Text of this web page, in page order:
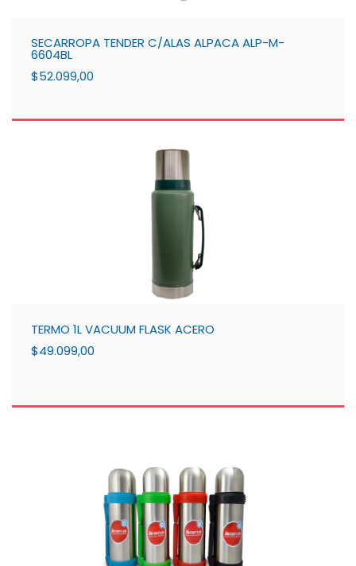
SECARROPA TENDER C/ALAS ALPACA ALP-M-
6604BL
$52.099,00
TERMO 1L VACUUM FLASK ACERO
$49.099,00